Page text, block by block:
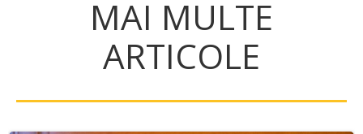
MAI MULTE
ARTICOLE